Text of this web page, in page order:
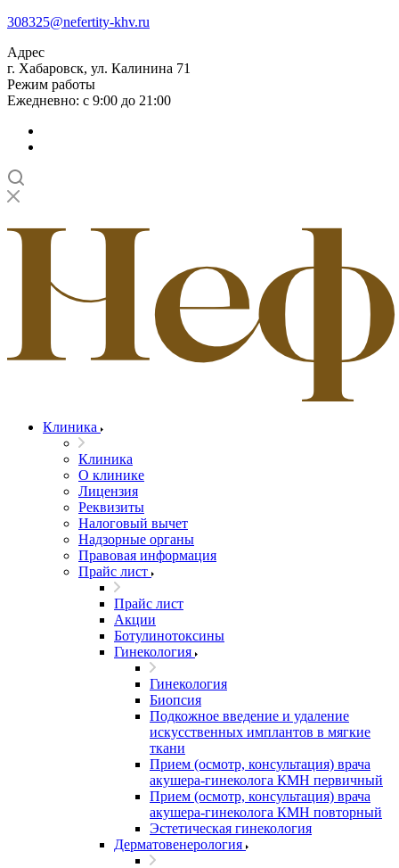
308325@nefertity-khv.ru
Адрес
г. Хабаровск, ул. Калинина 71
Режим работы
Ежедневно: с 9:00 до 21:00
Клиника
Клиника
О клинике
Лицензия
Реквизиты
Налоговый вычет
Надзорные органы
Правовая информация
Прайс лист
Прайс лист
Акции
Ботулинотоксины
Гинекология
Гинекология
Биопсия
Подкожное введение и удаление
искусственных имплантов в мягкие
ткани
Прием (осмотр, консультация) врача
акушера-гинеколога КМН первичный
Прием (осмотр, консультация) врача
акушера-гинеколога КМН повторный
Эстетическая гинекология
Дерматовенерология